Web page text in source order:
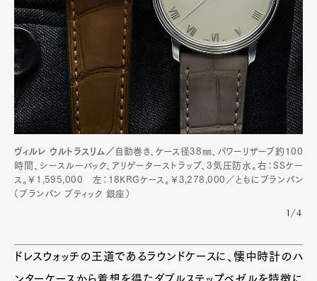
Art&DesignWatchFashion
GourmetCars
ヴィルレ ウルトラスリム／ 自動巻き、ケース径38㎜、パワーリザーブ約100
時間、シースルーバック、アリゲーターストラップ、3気圧防水。右：SSケー
ス。￥1,595,000 左：18KRGケース。￥3,278,000／ともにブランパン
（ブランパン ブティック 銀座）
1/4
ドレスウォッチの王道であるラウンドケースに、懐中時計のハ